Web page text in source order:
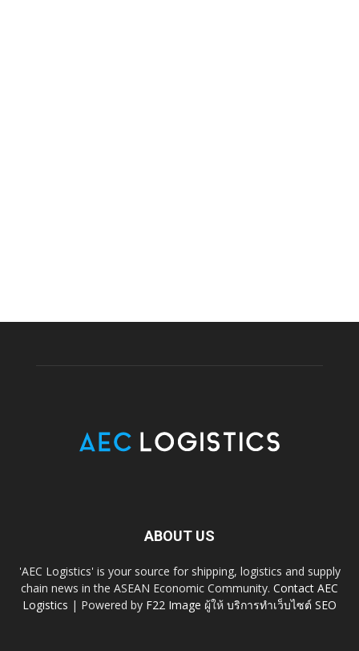
ABOUT US
'AEC Logistics' is your source for shipping, logistics and supply
chain news in the ASEAN Economic Community. Contact AEC
Logistics | Powered by F22 Image ผู้ให้ บริการทำเว็บไซต์ SEO